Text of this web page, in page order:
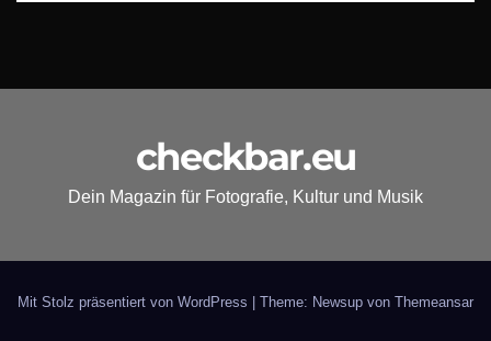
checkbar.eu
Dein Magazin für Fotografie, Kultur und Musik
Mit Stolz präsentiert von WordPress | Theme: Newsup von Themeansar